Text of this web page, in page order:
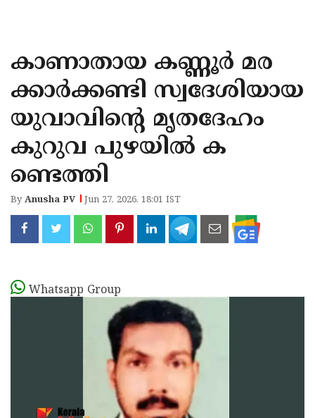
KANNUR
KASARAGOD
കാണാതായ കണ്ണൂർ മര
ക്കാർക്കണ്ടി സ്വദേശിയായ
യുവാവിൻ്റെ മൃതദേഹം
കുറുവ പുഴയിൽ ക
ണ്ടെത്തി
ByAnusha PV Jun 27, 2026, 18:01 IST
Whatsapp Group